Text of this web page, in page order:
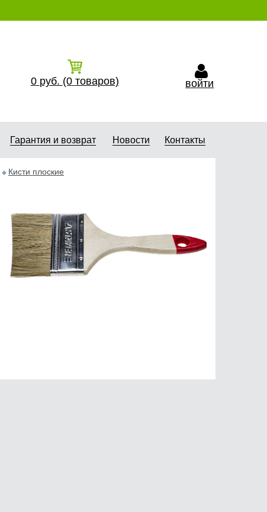
0 руб. (0 товаров) войти
Гарантия и возврат Новости Контакты
Кисти плоские